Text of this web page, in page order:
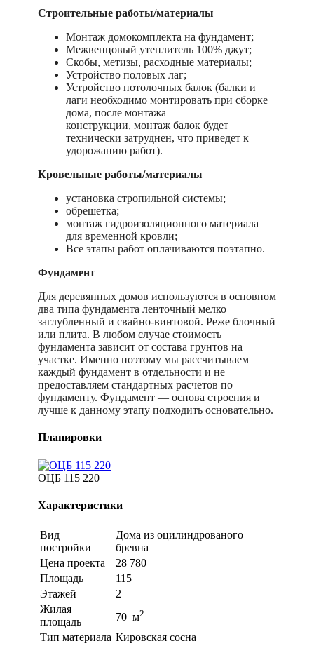
Строительные работы/материалы
Монтаж домокомплекта на фундамент;
Межвенцовый утеплитель 100% джут;
Скобы, метизы, расходные материалы;
Устройство половых лаг;
Устройство потолочных балок (балки и
лаги необходимо монтировать при сборке
дома, после монтажа
конструкции, монтаж балок будет
технически затруднен, что приведет к
удорожанию работ).
Кровельные работы/материалы
установка стропильной системы;
обрешетка;
монтаж гидроизоляционного материала
для временной кровли;
Все этапы работ оплачиваются поэтапно.
Фундамент
Для деревянных домов используются в основном
два типа фундамента ленточный мелко
заглубленный и свайно-винтовой. Реже блочный
или плита. В любом случае стоимость
фундамента зависит от состава грунтов на
участке. Именно поэтому мы рассчитываем
каждый фундамент в отдельности и не
предоставляем стандартных расчетов по
фундаменту. Фундамент — основа строения и
лучше к данному этапу подходить основательно.
Планировки
ОЦБ 115 220
Характеристики
Вид
постройки
Дома из оцилиндрованого
бревна
Цена проекта
28 780
Площадь
115
Этажей
2
Жилая
площадь
70 м2
Тип материала Кировская сосна